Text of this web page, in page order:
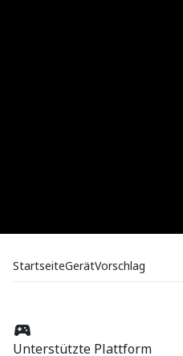
StartseiteGerätVorschlag
Unterstützte Plattform